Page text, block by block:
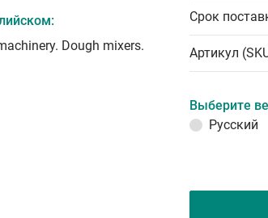
Dough mixers.
Срок
Артикул
Выберите
Русский